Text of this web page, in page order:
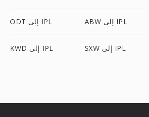
ODT إلى IPL ABW إلى IPL
KWD إلى IPL SXW إلى IPL